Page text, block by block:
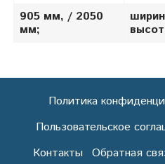
905 мм, / 2050
мм;
Политика
Пользовательское
Контакты Обратная